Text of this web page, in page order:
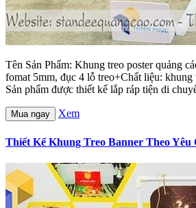
Tên Sản Phẩm: Khung treo poster quảng
fomat 5mm, đục 4 lỗ treo+Chất liệu:
Sản phẩm được thiết kế lắp ráp tiện di
Mua ngay Xem
Thiết Kế Khung Treo Banner Theo